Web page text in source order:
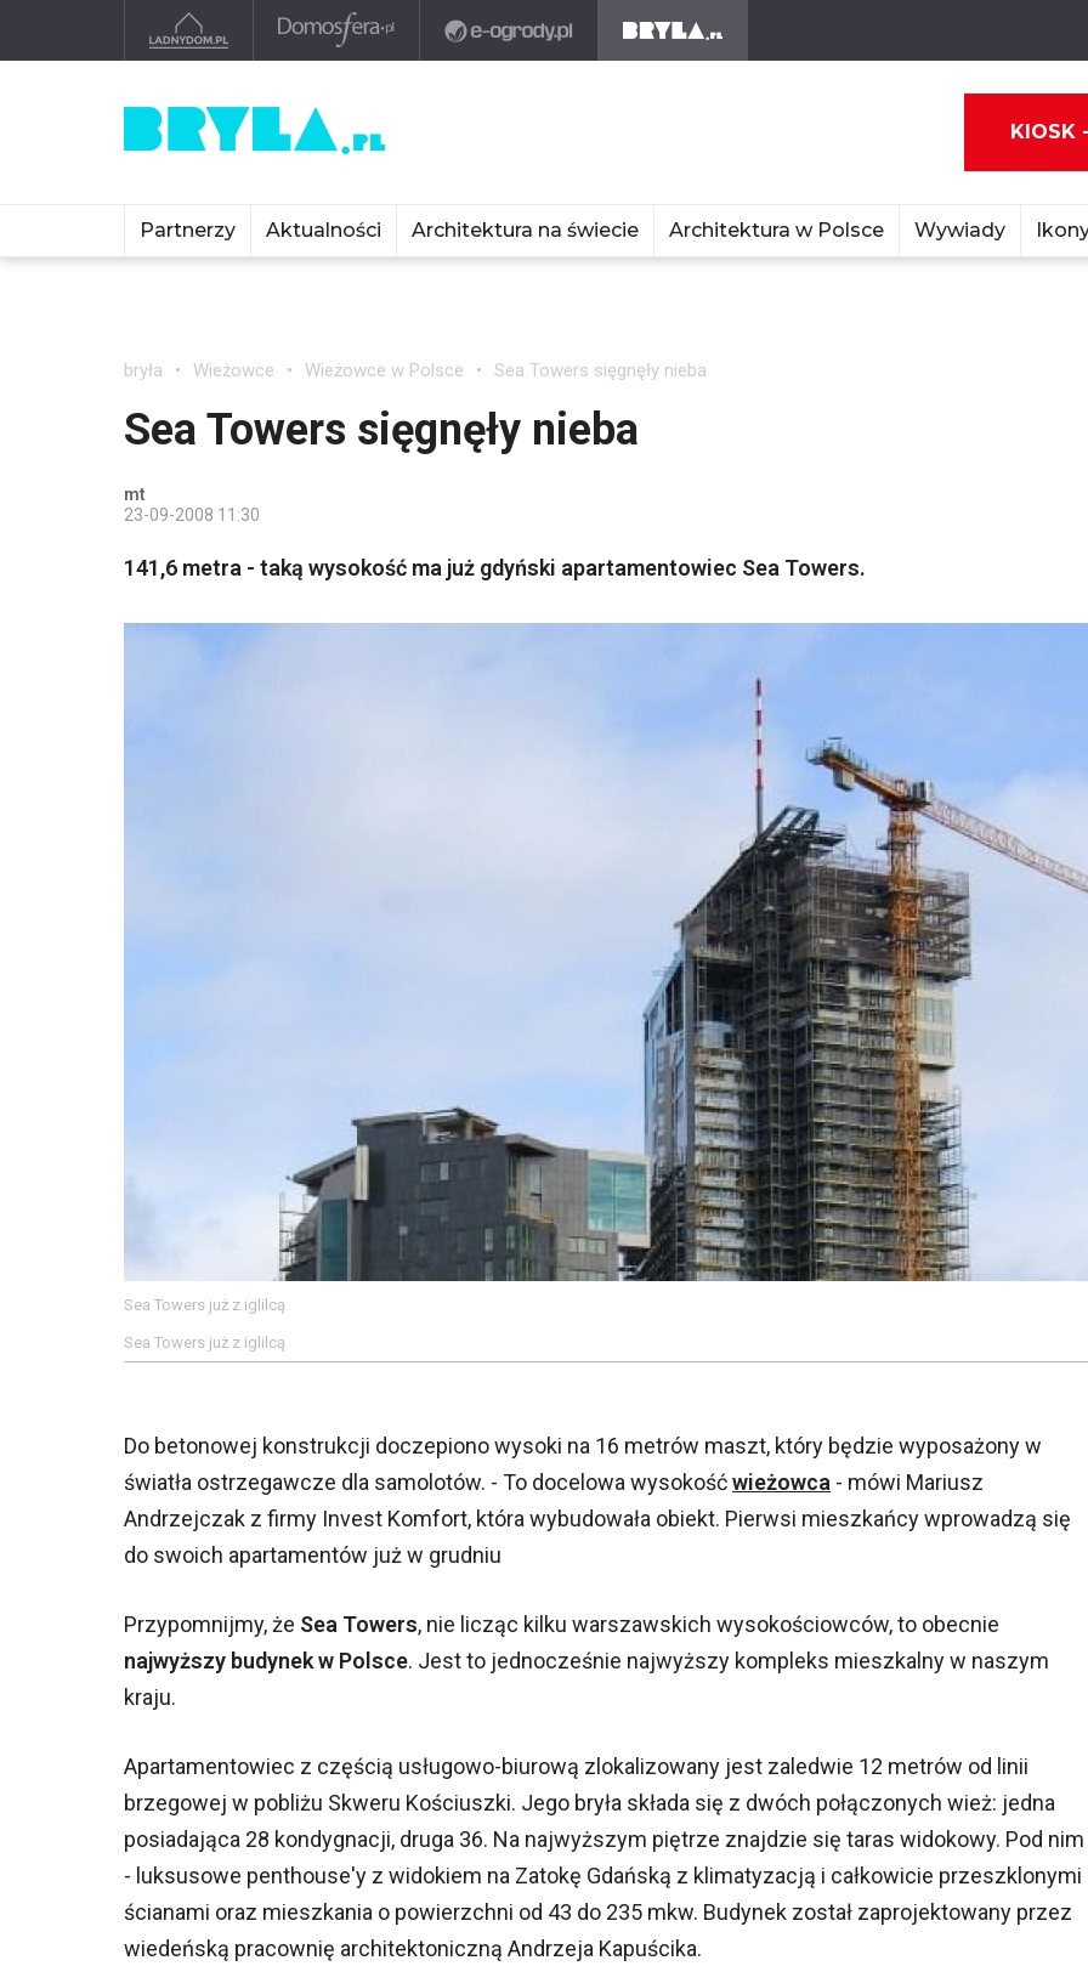
KIOSK
Partnerzy Aktualności Architektura na świecie Architektura w Polsce Wywiady
bryła Wieżowce Wieżowce w Polsce Sea Towers sięgnęły nieba
Sea Towers sięgnęły nieba
mt
23-09-2008 11:30
141,6 metra - taką wysokość ma już gdyński apartamentowiec Sea Towers.
Sea Towers już z iglilcą
Sea Towers już z iglilcą
Do betonowej konstrukcji doczepiono wysoki na 16 metrów maszt, który będzie wyposażony w
światła ostrzegawcze dla samolotów. - To docelowa wysokośćwieżowca - mówi Mariusz
Andrzejczak z firmy Invest Komfort, która wybudowała obiekt. Pierwsi mieszkańcy wprowadzą się
do swoich apartamentów już w grudniu
Przypomnijmy, że Sea Towers, nie licząc kilku warszawskich wysokościowców, to obecnie
najwyższy budynek w Polsce. Jest to jednocześnie najwyższy kompleks mieszkalny w naszym
kraju.
Apartamentowiec z częścią usługowo-biurową zlokalizowany jest zaledwie 12 metrów od linii
brzegowej w pobliżu Skweru Kościuszki. Jego bryła składa się z dwóch połączonych wież: jedna
posiadająca 28 kondygnacji, druga 36. Na najwyższym piętrze znajdzie się taras widokowy. Pod nim
- luksusowe penthouse'y z widokiem na Zatokę Gdańską z klimatyzacją i całkowicie przeszklonymi
ścianami oraz mieszkania o powierzchni od 43 do 235 mkw. Budynek został zaprojektowany przez
wiedeńską pracownię architektoniczną Andrzeja Kapuścika.